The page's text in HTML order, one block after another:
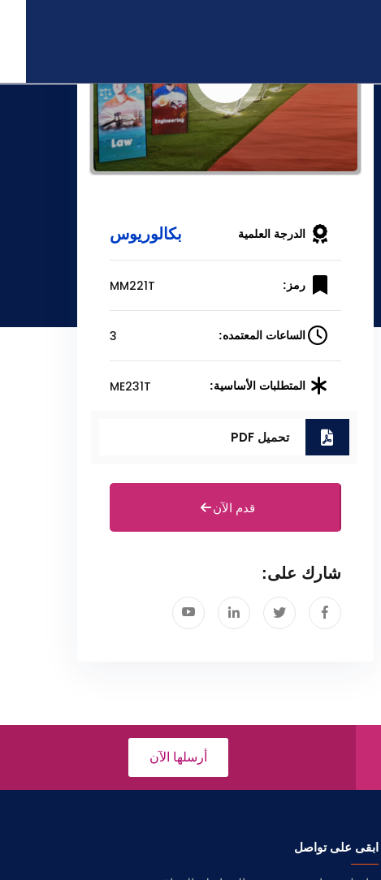
الدرجة العلمية بكالوريوس
رمز: MM221T
الساعات المعتمده: 3
المتطلبات الأساسية: ME231T
تحميل PDF
قدم الآن
شارك على:
أرسلها الآن
ابقى على تواصل